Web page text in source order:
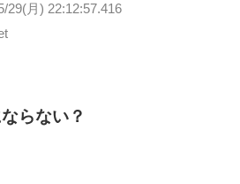
29(月) 22:12:57.416
らない？